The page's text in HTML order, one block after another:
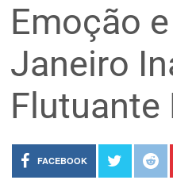
Emoção
Janeiro
Flutuante
FACEBOOK